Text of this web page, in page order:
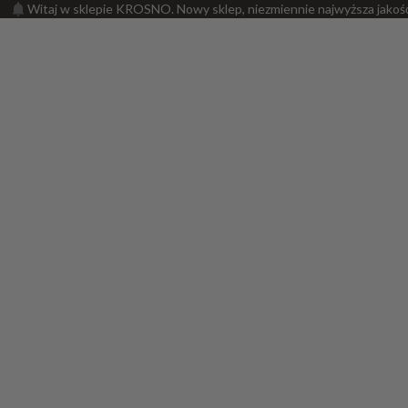
Witaj w sklepie KROSNO. Nowy sklep, niezmiennie najwyższa